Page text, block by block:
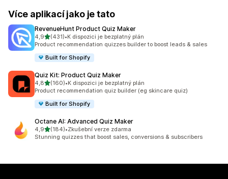
Více aplikací jako je tato
RevenueHunt Product Quiz Maker
4,9z 5 hvězd
(431)
Celkový počet recenzí: 431
•K dispozici je bezplatný plán
Product recommendation quizzes builder to boost leads & sales
Built for Shopify
Quiz Kit: Product Quiz Maker
4,8z 5 hvězd
(160)
Celkový počet recenzí: 160
•K dispozici je bezplatný plán
Product recommendation quiz builder (eg skincare quiz)
Built for Shopify
Octane AI: Advanced Quiz Maker
4,9z 5 hvězd
(184)
Celkový počet recenzí: 184
•Zkušební verze zdarma
Stunning quizzes that boost sales, conversions & subscribers